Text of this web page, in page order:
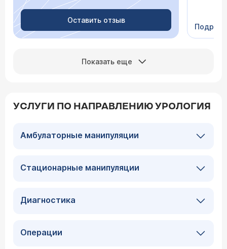
Оставить отзыв
Сейчас
Показать еще
УСЛУГИ ПО НАПРАВЛЕНИЮ УРОЛОГИЯ
Амбулаторные манипуляции
Стационарные манипуляции
Диагностика
Операции